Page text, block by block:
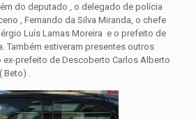
do deputado , o delegado de polícia
, Fernando da Silva Miranda, o chefe
Luís Lamas Moreira e o prefeito de
Também estiveram presentes outros
prefeito de Descoberto Carlos Alberto
.